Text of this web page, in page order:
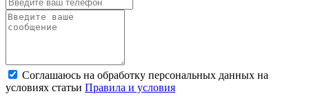
Соглашаюсь на обработку персональных данных на
условиях статьи Правила и условия